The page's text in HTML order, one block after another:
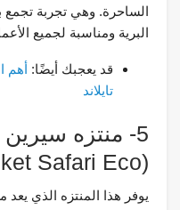
الساحرة. وهي تجربة تجمع
البرية ومناسبة لجميع
قد يعجبك أيضًا: أهم
تايلاند
5- منتزه
(Phuket Safari Eco ):
يوفر هذا المنتزه الذي